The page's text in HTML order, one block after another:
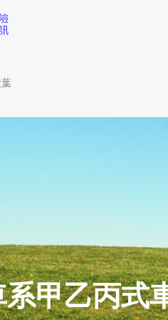
甲乙丙式